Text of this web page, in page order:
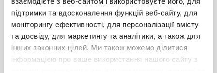
підтримки та вдосконалення функцій веб-сайту, для
моніторингу ефективності, для персоналізації вмісту
та досвіду, для маркетингу та аналітики, а також для
інших законних цілей. Ми також можемо ділитися
інформацією про ваше використання нашого сайту з
индивидуальный случай у нас получается ?
Ну и в случае если мы не одни с этим столкнулись - то это
фидбэк о дефекте.
Только надо сценарий воспроизведения определить.
0 4